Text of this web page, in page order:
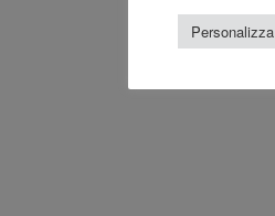
Personalizza